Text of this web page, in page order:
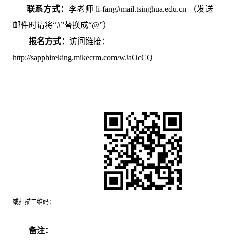
联系方式： 李老师 li-fang#mail.tsinghua.edu.cn （发送
邮件时请将“#”替换成“@”）
报名方式： 访问链接：
http://sapphireking.mikecrm.com/wJaOcCQ
或扫描二维码：
备注：